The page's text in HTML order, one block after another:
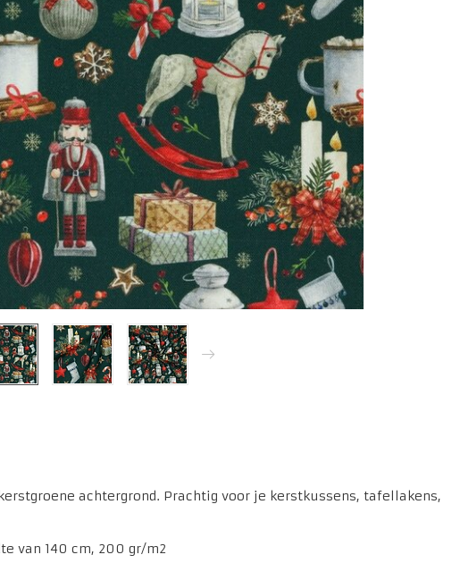
achtergrond. Prachtig voor je kerstkussens, tafellakens,
van 140 cm, 200 gr/m2